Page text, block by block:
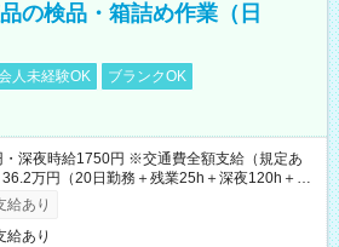
の検品・箱詰め作業（日
人未経験OK
ブランクOK
深夜時給1750円 ※交通費全額支給（規定あ
36.2万円（20日勤務＋残業25h＋深夜120h＋休
務時間3)の場合
給あり
給あり